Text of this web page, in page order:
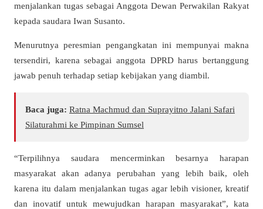
menjalankan tugas sebagai Anggota Dewan Perwakilan Rakyat
kepada saudara Iwan Susanto.
Menurutnya peresmian pengangkatan ini mempunyai makna
tersendiri, karena sebagai anggota DPRD harus bertanggung
jawab penuh terhadap setiap kebijakan yang diambil.
Baca juga: Ratna Machmud dan Suprayitno Jalani Safari
Silaturahmi ke Pimpinan Sumsel
“Terpilihnya saudara mencerminkan besarnya harapan
masyarakat akan adanya perubahan yang lebih baik, oleh
karena itu dalam menjalankan tugas agar lebih visioner, kreatif
dan inovatif untuk mewujudkan harapan masyarakat”, kata